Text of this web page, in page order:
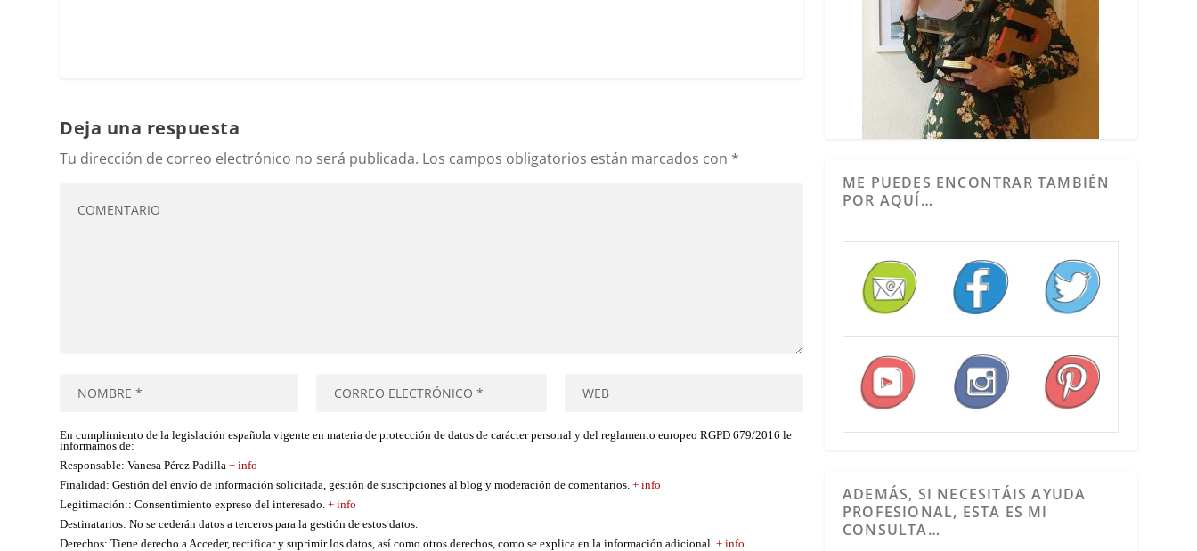
Deja una respuesta
Tu dirección de correo electrónico no será publicada. Los campos obligatorios están marcados con *
En cumplimiento de la legislación española vigente en materia de protección de datos de carácter personal y del reglamento europeo RGPD 679/2016 le
informamos de:
Responsable: Vanesa Pérez Padilla+ info
Finalidad: Gestión del envío de información solicitada, gestión de suscripciones al blog y moderación de comentarios.+ info
Legitimación:: Consentimiento expreso del interesado.+ info
Destinatarios: No se cederán datos a terceros para la gestión de estos datos.
Derechos: Tiene derecho a Acceder, rectificar y suprimir los datos, así como otros derechos, como se explica en la información adicional.+ info
ME PUEDES ENCONTRAR TAMBIÉN
POR AQUÍ…
ADEMÁS, SI NECESITÁIS AYUDA
PROFESIONAL, ESTA ES MI
CONSULTA…